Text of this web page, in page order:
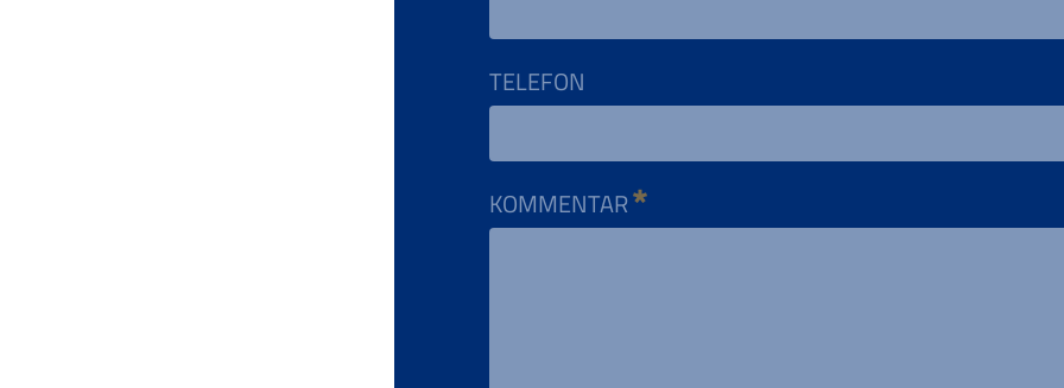
TELEFON
KOMMENTAR